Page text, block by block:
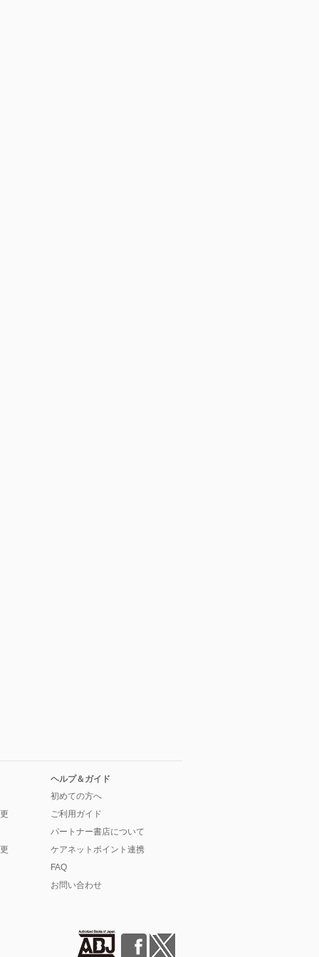
ヘルプ＆ガイド
初めての方へ
ご利用ガイド
パートナー書店について
ケアネットポイント連携
FAQ
お問い合わせ